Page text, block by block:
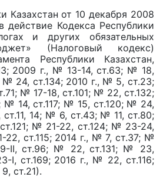
Казахстан от 10 декабря 2008
действие Кодекса Республики
и других обязательных
(Налоговый кодекс)
Республики Казахстан,
2009 г., № 13-14, ст.63; № 18,
24, ст.134; 2010 г., № 5, ст.23;
№ 17-18, ст.101; № 22, ст.132;
№ 14, ст.117; № 15, ст.120; № 24,
14; № 6, ст.43; № 11, ст.80;
№ 21-22, ст.124; № 23-24,
22, ст.115; 2014 г., № 7, ст.37; №
II, ст.96; № 22, ст.131; № 23,
I, ст.169; 2016 г., № 22, ст.116;
ст.21).